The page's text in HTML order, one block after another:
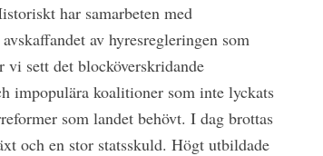
har samarbeten med
av hyresregleringen som
sett det blocköverskridande
impopulära koalitioner som inte lyckats
som landet behövt. I dag brottas
och en stor statsskuld. Högt utbildade